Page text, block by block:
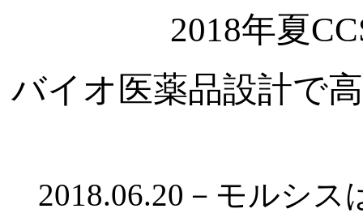
2018年夏
バイオ医薬品設計で
2018.06.20－モルシス